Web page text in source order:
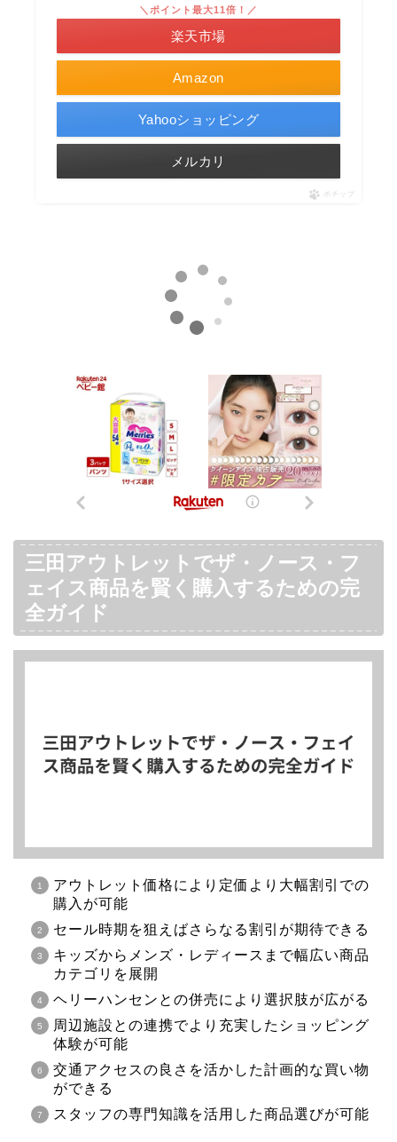
Amazon
＼ポイント最大11倍！／
楽天市場
Yahooショッピング
メルカリ
ポチップ
三田アウトレットでザ・ノース・フ
ェイス商品を賢く購入するための完
全ガイド
アウトレット価格により定価より大幅割引での
購入が可能
セール時期を狙えばさらなる割引が期待できる
キッズからメンズ・レディースまで幅広い商品
カテゴリを展開
ヘリーハンセンとの併売により選択肢が広がる
周辺施設との連携でより充実したショッピング
体験が可能
交通アクセスの良さを活かした計画的な買い物
ができる
スタッフの専門知識を活用した商品選びが可能